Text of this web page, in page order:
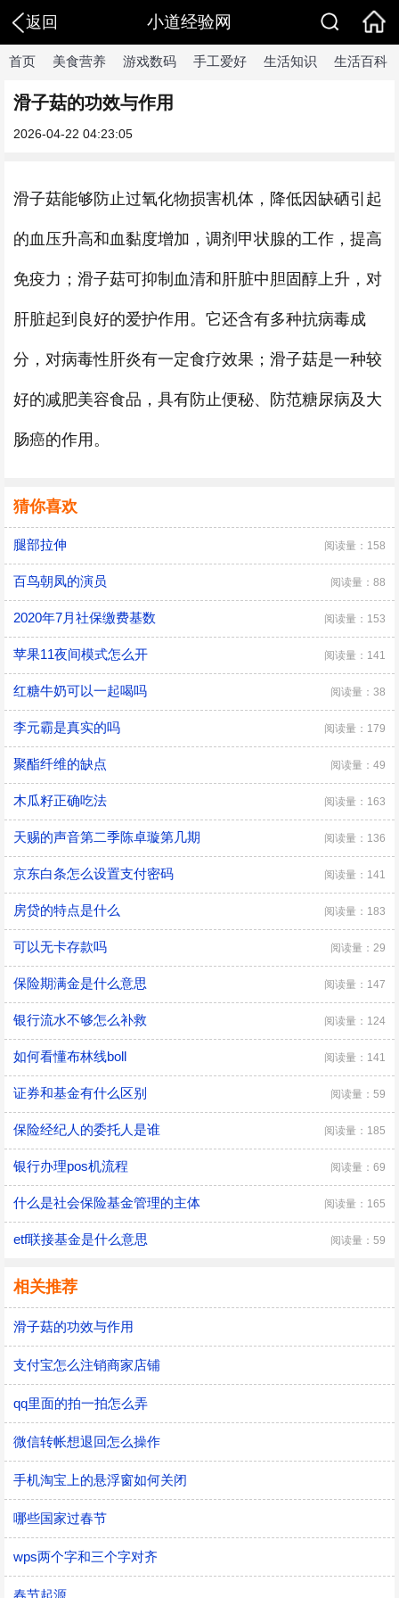
返回 小道经验网
首页 美食营养 游戏数码 手工爱好 生活知识 生活百科
滑子菇的功效与作用
2026-04-22 04:23:05
滑子菇能够防止过氧化物损害机体，降低因缺硒引起
的血压升高和血黏度增加，调剂甲状腺的工作，提高
免疫力；滑子菇可抑制血清和肝脏中胆固醇上升，对
肝脏起到良好的爱护作用。它还含有多种抗病毒成
分，对病毒性肝炎有一定食疗效果；滑子菇是一种较
好的减肥美容食品，具有防止便秘、防范糖尿病及大
肠癌的作用。
猜你喜欢
腿部拉伸 阅读量：158
百鸟朝凤的演员 阅读量：88
2020年7月社保缴费基数 阅读量：153
苹果11夜间模式怎么开 阅读量：141
红糖牛奶可以一起喝吗 阅读量：38
李元霸是真实的吗 阅读量：179
聚酯纤维的缺点 阅读量：49
木瓜籽正确吃法 阅读量：163
天赐的声音第二季陈卓璇第几期 阅读量：136
京东白条怎么设置支付密码 阅读量：141
房贷的特点是什么 阅读量：183
可以无卡存款吗 阅读量：29
保险期满金是什么意思 阅读量：147
银行流水不够怎么补救 阅读量：124
如何看懂布林线boll 阅读量：141
证券和基金有什么区别 阅读量：59
保险经纪人的委托人是谁 阅读量：185
银行办理pos机流程 阅读量：69
什么是社会保险基金管理的主体 阅读量：165
etf联接基金是什么意思 阅读量：59
相关推荐
滑子菇的功效与作用
支付宝怎么注销商家店铺
qq里面的拍一拍怎么弄
微信转帐想退回怎么操作
手机淘宝上的悬浮窗如何关闭
哪些国家过春节
wps两个字和三个字对齐
春节起源